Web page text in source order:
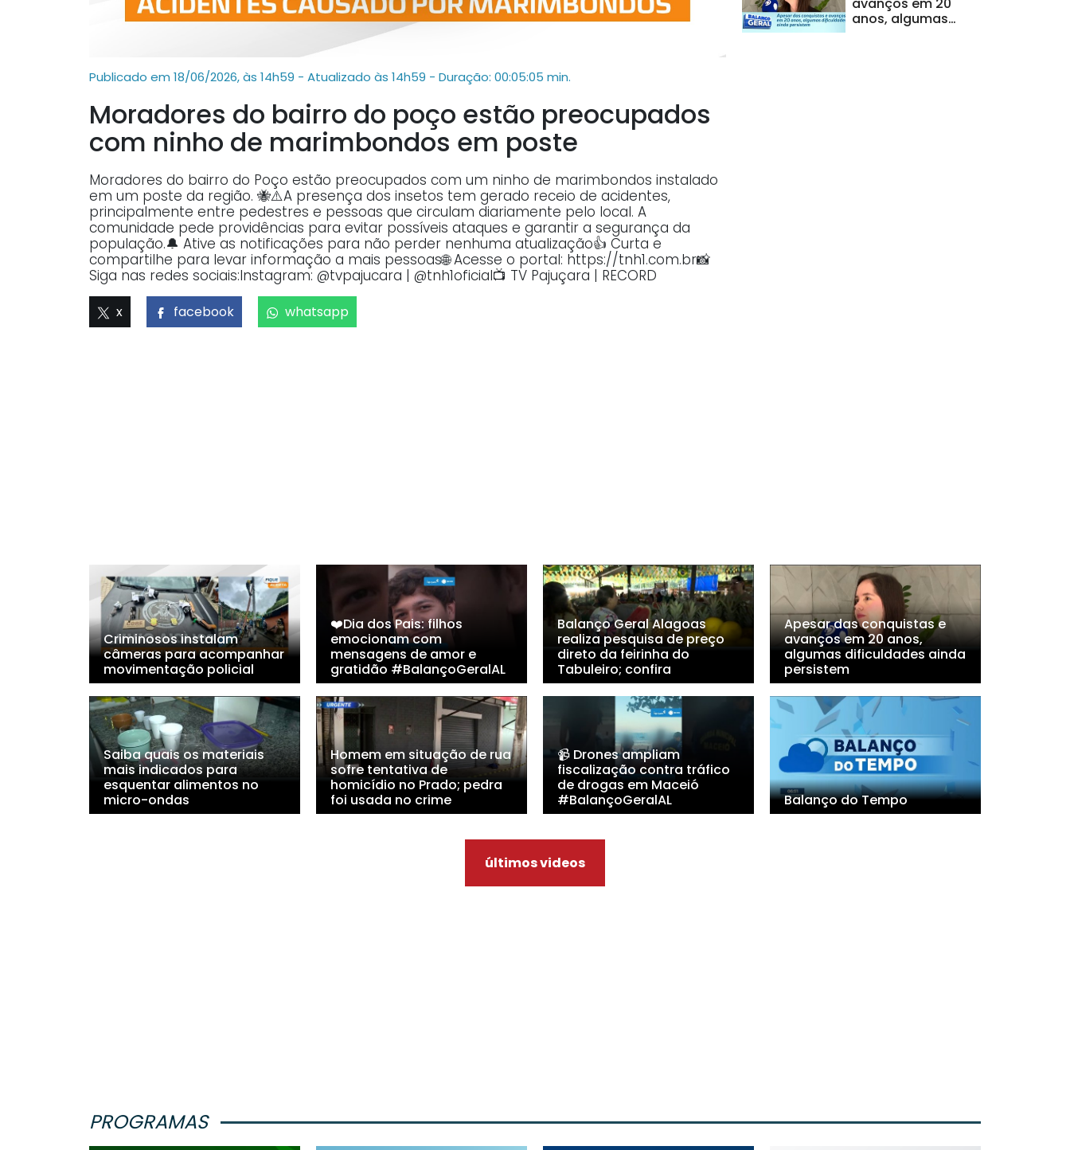
Publicado em 18/06/2026, às 14h59 - Atualizado às 14h59 - Duração: 00:05:05 min.
Moradores do bairro do poço estão preocupados
com ninho de marimbondos em poste
Moradores do bairro do Poço estão preocupados com um ninho de marimbondos instalado
em um poste da região. 🐝⚠️A presença dos insetos tem gerado receio de acidentes,
principalmente entre pedestres e pessoas que circulam diariamente pelo local. A
comunidade pede providências para evitar possíveis ataques e garantir a segurança da
população.🔔 Ative as notificações para não perder nenhuma atualização👍 Curta e
compartilhe para levar informação a mais pessoas🌐 Acesse o portal: https://tnh1.com.br📸
Siga nas redes sociais:Instagram: @tvpajucara | @tnh1oficial📺 TV Pajuçara | RECORD
x facebook whatsapp
anos, algumas
Criminosos instalam
câmeras para acompanhar
movimentação policial
❤️Dia dos Pais: filhos
emocionam com
mensagens de amor e
gratidão #BalançoGeralAL
Balanço Geral Alagoas
realiza pesquisa de preço
direto da feirinha do
Tabuleiro; confira
Apesar das conquistas e
avanços em 20 anos,
algumas dificuldades ainda
persistem
Saiba quais os materiais
mais indicados para
esquentar alimentos no
micro-ondas
Homem em situação de rua
sofre tentativa de
homicídio no Prado; pedra
foi usada no crime
📹 Drones ampliam
fiscalização contra tráfico
de drogas em Maceió
#BalançoGeralAL
Balanço do Tempo
últimos videos
PROGRAMAS